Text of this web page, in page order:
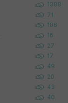
1388
71
106
16
27
17
49
20
43
40